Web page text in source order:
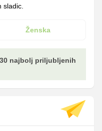
sladic.
Ženska
najbolj priljubljenih